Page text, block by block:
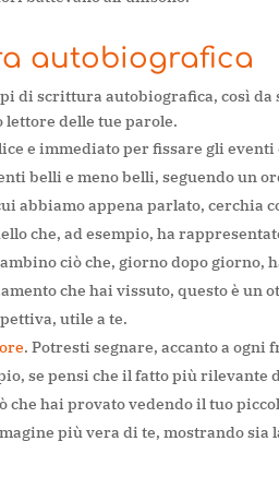
autobiografica
di scrittura autobiografica, così da
delle tue parole.
e immediato per fissare gli
belli e meno belli, seguendo un
abbiamo appena parlato, cerchia
che, ad esempio, ha
ciò che, giorno dopo giorno,
che hai vissuto, questo è un
utile a te.
. Potresti segnare, accanto a ogni
se pensi che il fatto più rilevante
hai provato vedendo il tuo
più vera di te, mostrando sia